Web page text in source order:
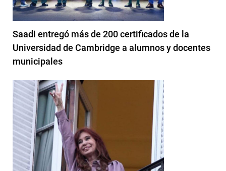
Saadi entregó más de 200 certificados de la
Universidad de Cambridge a alumnos y docentes
municipales